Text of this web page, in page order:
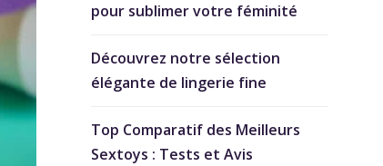
pour sublimer votre féminité
Découvrez notre sélection
élégante de lingerie fine
Top Comparatif des Meilleurs
Sextoys : Tests et Avis